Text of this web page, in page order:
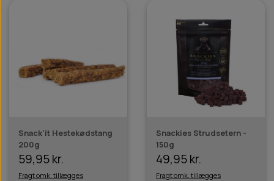
Snack'it Hestekødstang
200g
59,95 kr.
Fragt omk. tillægges
Snackies Strudsetern -
150g
49,95 kr.
Fragt omk. tillægges